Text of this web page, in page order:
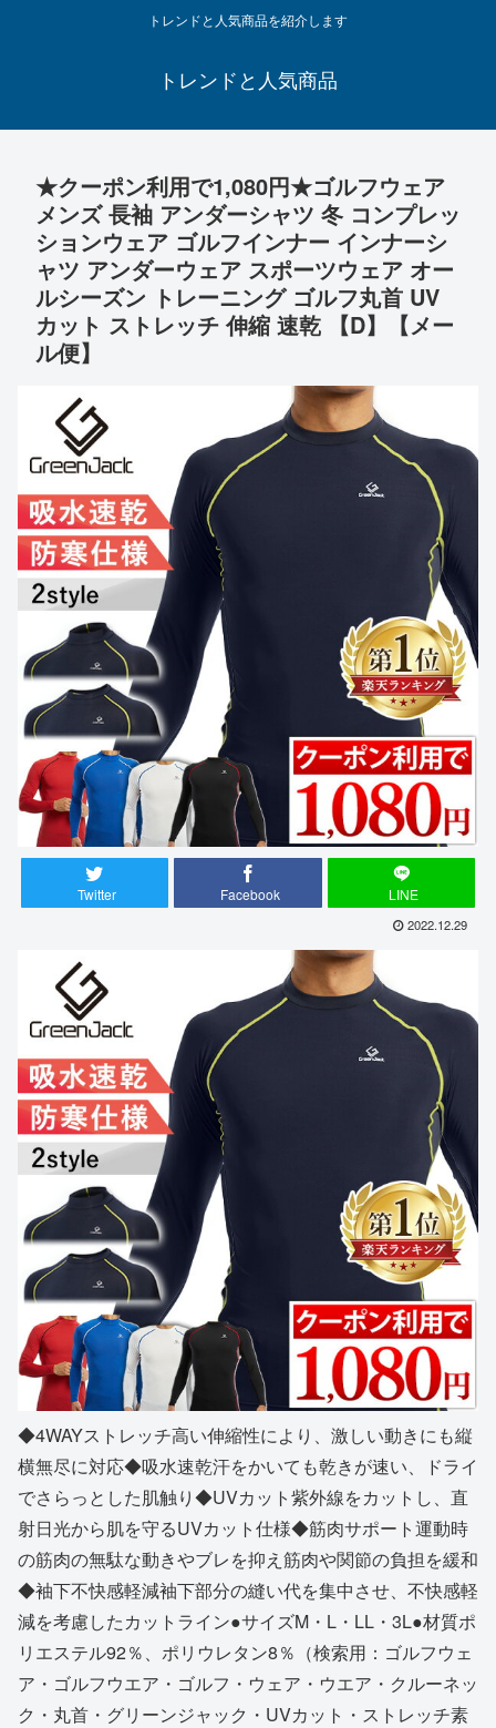
トレンドと人気商品を紹介します
トレンドと人気商品
★クーポン利用で1,080円★ゴルフウェア
メンズ 長袖 アンダーシャツ 冬 コンプレッ
ションウェア ゴルフインナー インナーシ
ャツ アンダーウェア スポーツウェア オー
ルシーズン トレーニング ゴルフ丸首 UV
カット ストレッチ 伸縮 速乾 【D】【メー
ル便】
Twitter Facebook LINE
2022.12.29
◆4WAYストレッチ高い伸縮性により、激しい動きにも縦
横無尽に対応◆吸水速乾汗をかいても乾きが速い、ドライ
でさらっとした肌触り◆UVカット紫外線をカットし、直
射日光から肌を守るUVカット仕様◆筋肉サポート運動時
の筋肉の無駄な動きやブレを抑え筋肉や関節の負担を緩和
◆袖下不快感軽減袖下部分の縫い代を集中させ、不快感軽
減を考慮したカットライン●サイズM・L・LL・3L●材質ポ
リエステル92％、ポリウレタン8％（検索用：ゴルフウェ
ア・ゴルフウエア・ゴルフ・ウェア・ウエア・クルーネッ
ク・丸首・グリーンジャック・UVカット・ストレッチ素